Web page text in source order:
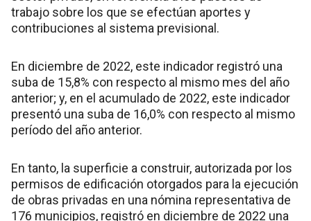
trabajo sobre los que se efectúan aportes y
contribuciones al sistema previsional.
En diciembre de 2022, este indicador registró una
suba de 15,8% con respecto al mismo mes del año
anterior; y, en el acumulado de 2022, este indicador
presentó una suba de 16,0% con respecto al mismo
período del año anterior.
En tanto, la superficie a construir, autorizada por los
permisos de edificación otorgados para la ejecución
de obras privadas en una nómina representativa de
176 municipios, registró en diciembre de 2022 una